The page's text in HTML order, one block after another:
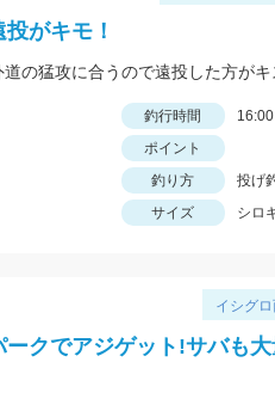
がキモ！
釣行時間
ポイント
釣り方
投げ
サイズ シロ
イシグ
ークでアジゲット!サバも